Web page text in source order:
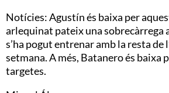
Notícies: Agustín és baixa per
arlequinat pateix una sobrecàrrega
s’ha pogut entrenar amb la resta de
setmana. A més, Batanero és baixa
targetes.